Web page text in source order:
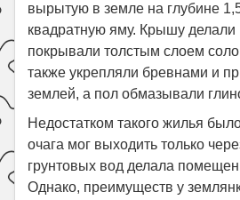
вырытую в земле на глубине
квадратную яму. Крышу делали
покрывали толстым слоем
также укрепляли бревнами и
землей, а пол обмазывали
Недостатком такого жилья
очага мог выходить только
грунтовых вод делала
Однако, преимуществ у